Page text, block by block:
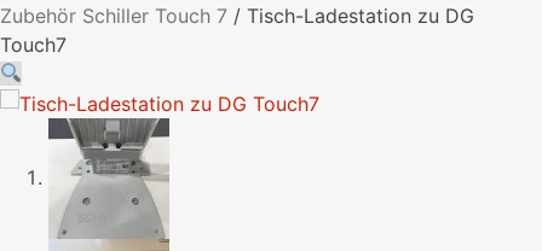
Zubehör Schiller Touch 7 / Tisch-Ladestation zu DG
Touch7